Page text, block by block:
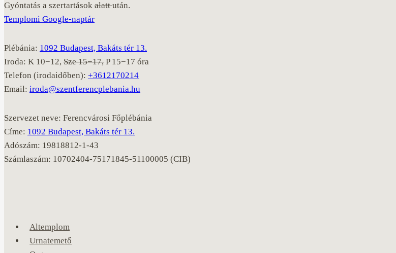
Gyóntatás a szertartások alattután.
Templomi Google-naptár
Plébánia: 1092 Budapest, Bakáts tér 13.
Iroda: K 10−12, Sze 15−17, P 15−17 óra
Telefon (irodaidőben): +3612170214
Email: iroda@szentferencplebania.hu
Szervezet neve: Ferencvárosi Főplébánia
Címe: 1092 Budapest, Bakáts tér 13.
Adószám: 19818812-1-43
Számlaszám: 10702404-75171845-51100005 (CIB)
Altemplom
Urnatemető